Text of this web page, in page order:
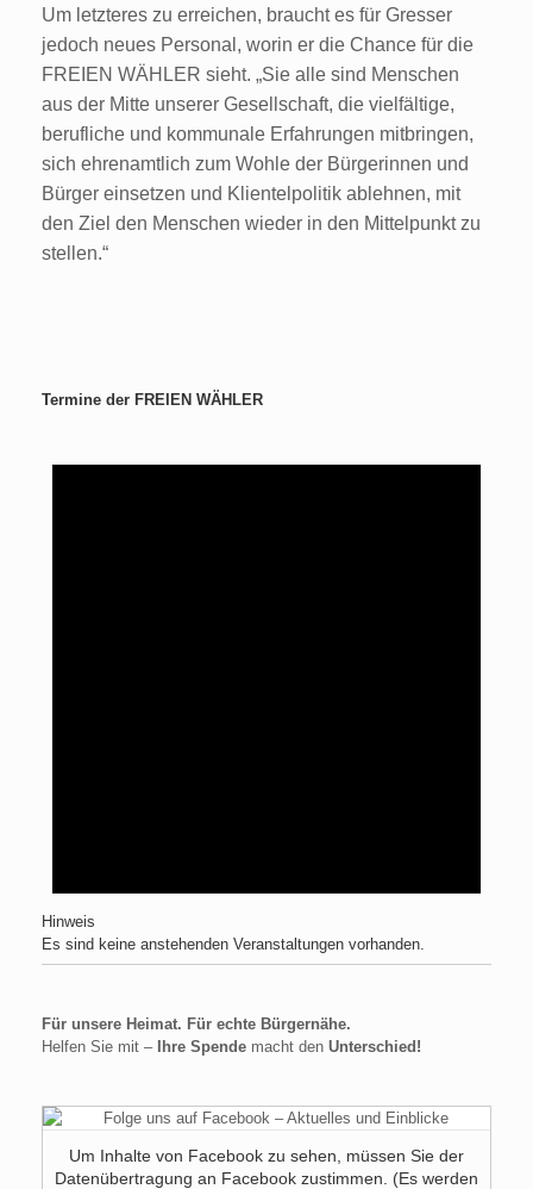
Um letzteres zu erreichen, braucht es für Gresser
jedoch neues Personal, worin er die Chance für die
FREIEN WÄHLER sieht. „Sie alle sind Menschen
aus der Mitte unserer Gesellschaft, die vielfältige,
berufliche und kommunale Erfahrungen mitbringen,
sich ehrenamtlich zum Wohle der Bürgerinnen und
Bürger einsetzen und Klientelpolitik ablehnen, mit
den Ziel den Menschen wieder in den Mittelpunkt zu
stellen.“
Termine der FREIEN WÄHLER
Hinweis
Es sind keine anstehenden Veranstaltungen vorhanden.
Für unsere Heimat. Für echte Bürgernähe.
Helfen Sie mit – Ihre Spende macht den Unterschied!
Um Inhalte von Facebook zu sehen, müssen Sie der
Datenübertragung an Facebook zustimmen. (Es werden